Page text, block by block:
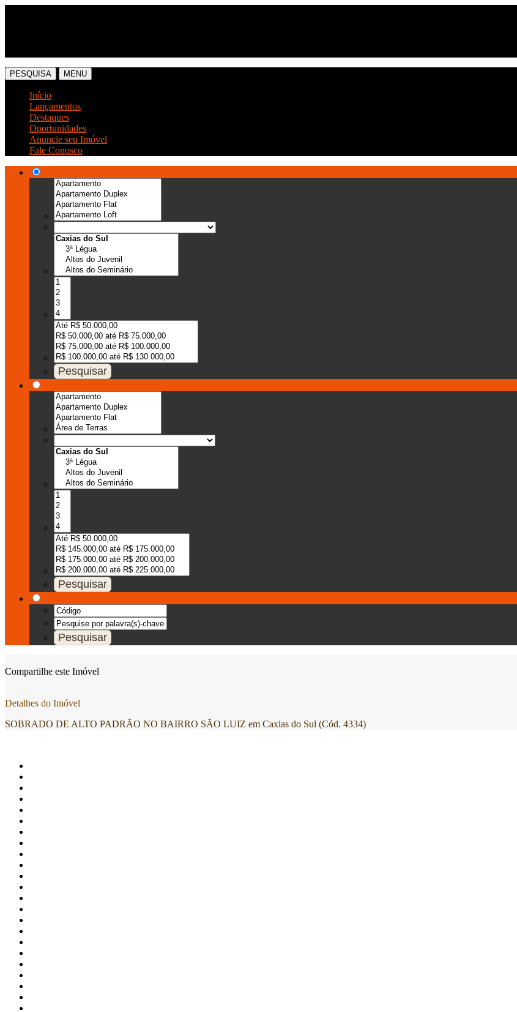
PESQUISA MENU
Início
Lançamentos
Destaques
Oportunidades
Anuncie seu Imóvel
Fale Conosco
Compartilhe este Imóvel
Detalhes do Imóvel
SOBRADO DE ALTO PADRÃO NO BAIRRO SÃO LUIZ em Caxias do Sul (Cód. 4334)